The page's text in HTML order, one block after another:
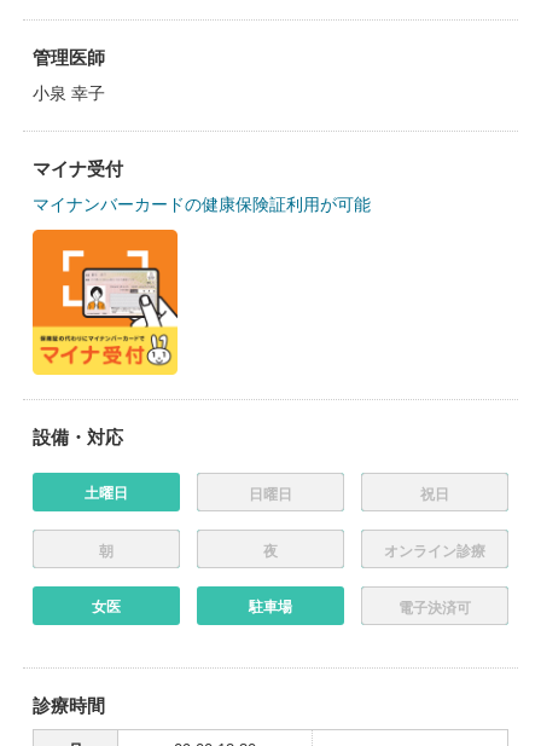
管理医師
小泉 幸子
マイナ受付
マイナンバーカードの健康保険証利用が可能
設備・対応
土曜日 日曜日 祝日
朝 夜 オンライン診療
女医 駐車場 電子決済可
診療時間